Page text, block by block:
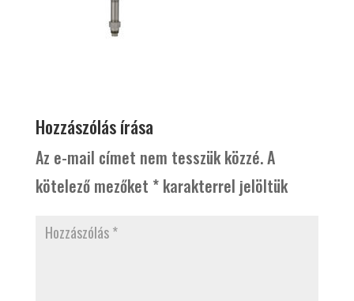
Hozzászólás írása
Az e-mail címet nem tesszük közzé.A
kötelező mezőket *karakterrel jelöltük